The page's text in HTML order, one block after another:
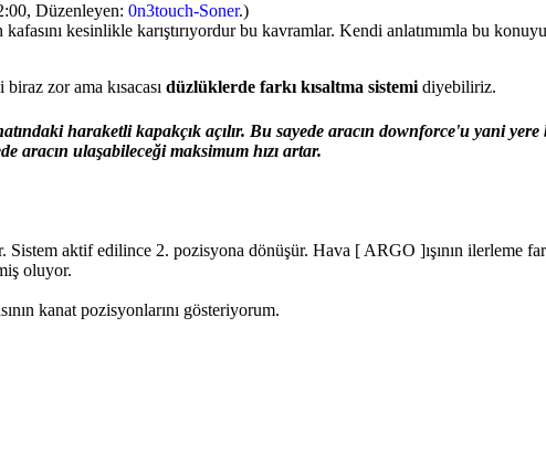
Düzenleyen: 0n3touch-Soner.)
kesinlikle karıştırıyordur bu kavramlar. Kendi anlatımımla bu
zor ama kısacası düzlüklerde farkı kısaltma sistemi diyebiliriz.
haraketli kapakçık açılır. Bu sayede aracın downforce'u yani yere
aracın ulaşabileceği maksimum hızı artar.
aktif edilince 2. pozisyona dönüşür. Hava [ ARGO ]ışının ilerleme
oluyor.
kanat pozisyonlarını gösteriyorum.